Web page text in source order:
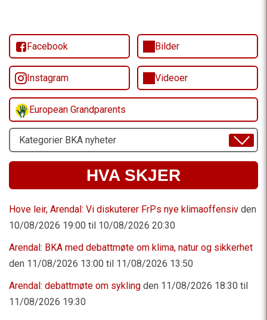
Facebook Bilder
Instagram Videoer
European Grandparents
Velg
Emne
HVA SKJER
Hove leir, Arendal: Vi diskuterer FrPs nye klimaoffensiv den
10/08/2026 19:00 til 10/08/2026 20:30
Arendal: BKA med debattmøte om klima, natur og sikkerhet
den 11/08/2026 13:00 til 11/08/2026 13:50
Arendal: debattmøte om sykling den 11/08/2026 18:30 til
11/08/2026 19:30